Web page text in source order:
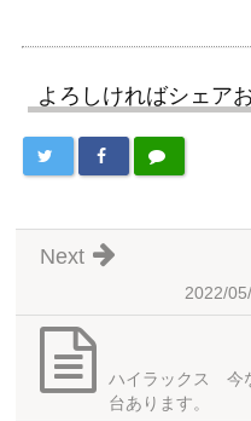
よろしければシェア
2022/
Next
ハイラックス 今
台あります。